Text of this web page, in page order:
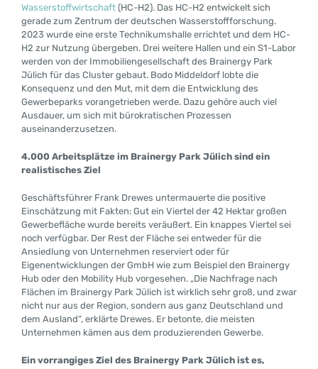
Wasserstoffwirtschaft(HC-H2). Das HC-H2 entwickelt sich
gerade zum Zentrum der deutschen Wasserstoffforschung.
2023 wurde eine erste Technikumshalle errichtet und dem HC-
H2 zur Nutzung übergeben. Drei weitere Hallen und ein S1-Labor
werden von der Immobiliengesellschaft des Brainergy Park
Jülich für das Cluster gebaut. Bodo Middeldorf lobte die
Konsequenz und den Mut, mit dem die Entwicklung des
Gewerbeparks vorangetrieben werde. Dazu gehöre auch viel
Ausdauer, um sich mit bürokratischen Prozessen
auseinanderzusetzen.
4.000 Arbeitsplätze im Brainergy Park Jülich sind ein
realistisches Ziel
Geschäftsführer Frank Drewes untermauerte die positive
Einschätzung mit Fakten: Gut ein Viertel der 42 Hektar großen
Gewerbefläche wurde bereits veräußert. Ein knappes Viertel sei
noch verfügbar. Der Rest der Fläche sei entweder für die
Ansiedlung von Unternehmen reserviert oder für
Eigenentwicklungen der GmbH wie zum Beispiel den Brainergy
Hub oder den Mobility Hub vorgesehen. „Die Nachfrage nach
Flächen im Brainergy Park Jülich ist wirklich sehr groß, und zwar
nicht nur aus der Region, sondern aus ganz Deutschland und
dem Ausland“, erklärte Drewes. Er betonte, die meisten
Unternehmen kämen aus dem produzierenden Gewerbe.
Ein vorrangiges Ziel des Brainergy Park Jülich ist es,